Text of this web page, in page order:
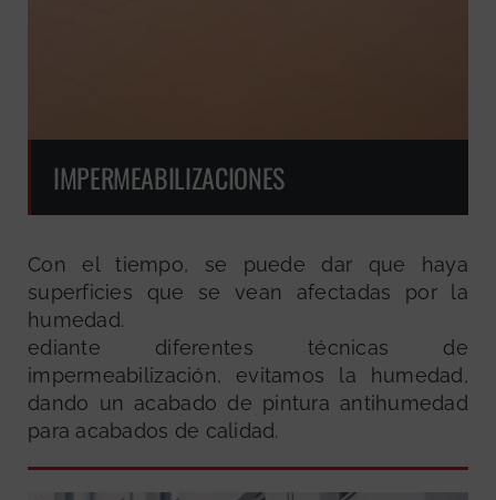
IMPERMEABILIZACIONES
Con el tiempo, se puede dar que haya
superficies que se vean afectadas por la
humedad.
ediante diferentes técnicas de
impermeabilización, evitamos la humedad,
dando un acabado de pintura antihumedad
para acabados de calidad.